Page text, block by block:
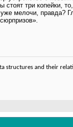
три копейки,
мелочи, правда?
structures and their